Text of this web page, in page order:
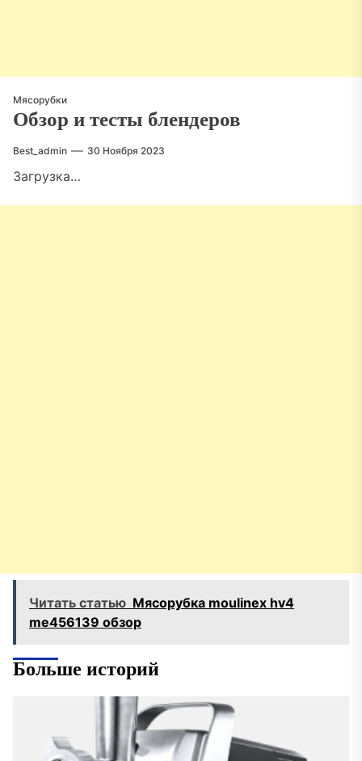
Мясорубки
Обзор и тесты блендеров
Best_admin 30 Ноября 2023
Загрузка…
Читать статью Мясорубка moulinex hv4
me456139 обзор
Больше историй